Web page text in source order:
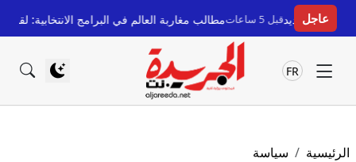
عاجلقبل 5 ساعات مطالب مغاربة العالم في البرامج الانتخابية: لقاء حزبي
FR
الرئيسية سياسة